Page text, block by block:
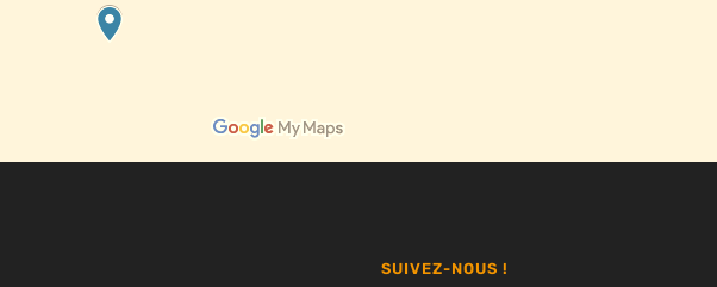
SUIVEZ-NOUS !